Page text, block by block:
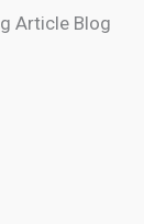
Article Blog